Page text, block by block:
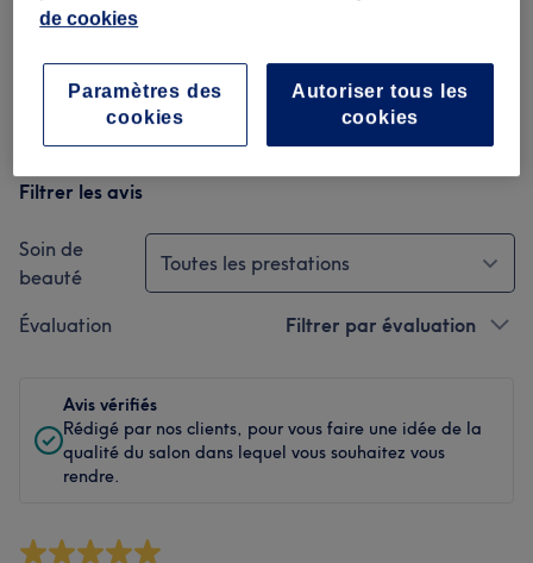
Propreté
Personnel
Filtrer les avis
Soin de
beauté
Toutes les prestations
Évaluation Filtrer par évaluation
Avis vérifiés
Rédigé par nos clients, pour vous faire une idée de la
qualité du salon dans lequel vous souhaitez vous
rendre.
de cookies
Autoriser tous les
cookies
Paramètres des
cookies